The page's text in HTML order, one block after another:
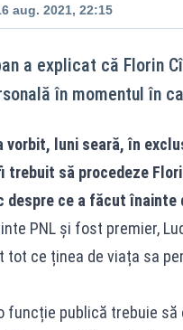
aug. 2021, 22:15
a explicat că Florin
în momentul în
vorbit, luni seară, în
trebuit să procedeze
ce a făcut înainte
PNL și fost premier,
tot ce ținea de viața sa
funcție publică trebuie